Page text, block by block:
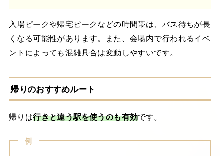
入場ピークや帰宅ピークなどの時間帯は、バス待ちが長
くなる可能性があります。また、会場内で行われるイベ
ントによっても混雑具合は変動しやすいです。
帰りのおすすめルート
帰りは行きと違う駅を使うのも有効です。
例